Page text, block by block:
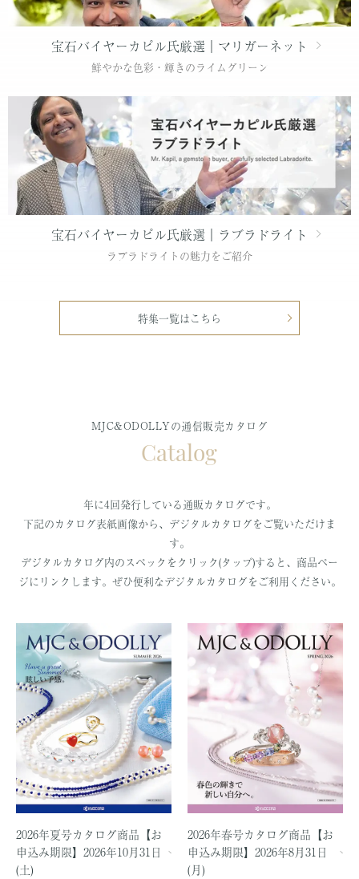
宝石バイヤーカピル氏厳選｜マリガーネット
鮮やかな色彩・輝きのライムグリーン
宝石バイヤーカピル氏厳選｜ラブラドライト
ラブラドライトの魅力をご紹介
特集一覧はこちら
MJC&ODOLLYの通信販売カタログ
Catalog
年に4回発行している通販カタログです。
下記のカタログ表紙画像から、デジタルカタログをご覧いただけま
す。
デジタルカタログ内のスペックをクリック(タップ)すると、商品ペー
ジにリンクします。ぜひ便利なデジタルカタログをご利用ください。
2026年夏号カタログ商品【お
申込み期限】2026年10月31日
(土)
2026年春号カタログ商品【お
申込み期限】2026年8月31日
(月)